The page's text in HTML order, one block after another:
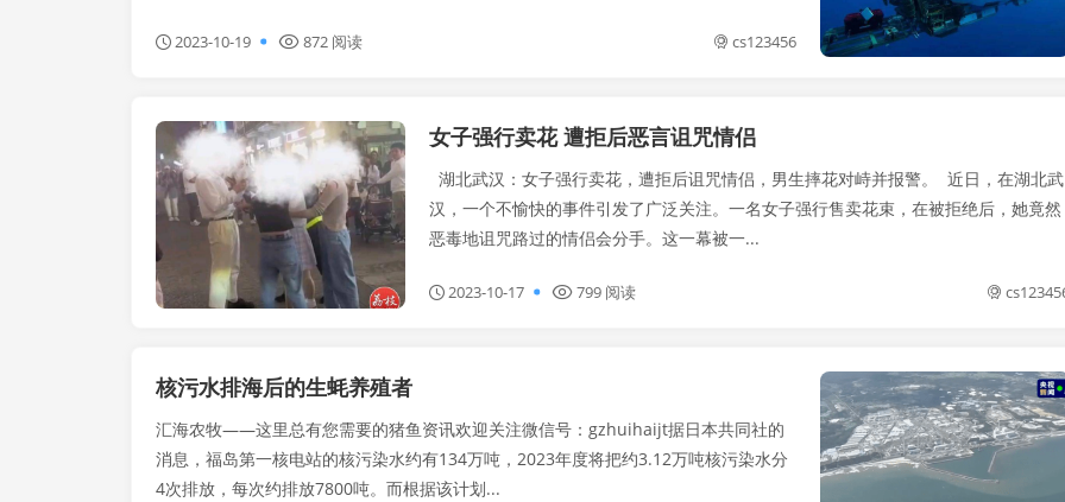
2023-10-19 872 阅读 cs123456
手机热搜
女子强行卖花 遭拒后恶言诅咒情侣
湖北武汉：女子强行卖花，遭拒后诅咒情侣，男生摔花对峙并报警。 近日，在湖北武
汉，一个不愉快的事件引发了广泛关注。一名女子强行售卖花束，在被拒绝后，她竟然
恶毒地诅咒路过的情侣会分手。这一幕被一...
2023-10-17 799 阅读
核污水排海后的生蚝养殖者
汇海农牧——这里总有您需要的猪鱼资讯欢迎关注微信号：gzhuihaijt据日本共同社的
消息，福岛第一核电站的核污染水约有134万吨，2023年度将把约3.12万吨核污染水分
4次排放，每次约排放7800吨。而根据该计划...